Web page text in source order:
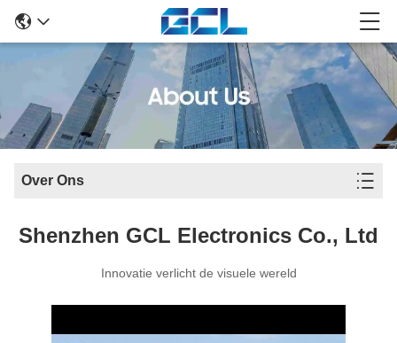
Over Ons
Shenzhen GCL Electronics Co., Ltd
Innovatie verlicht de visuele wereld